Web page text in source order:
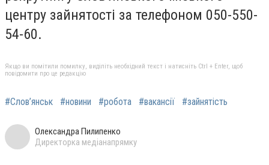
центру зайнятості за телефоном 050-550-
54-60.
Якщо ви помітили помилку, виділіть необхідний текст і натисніть Ctrl + Enter, щоб
повідомити про це редакцію
#Слов’янськ #новини #робота #вакансії #зайнятість
Олександра Пилипенко
Директорка медіанапрямку